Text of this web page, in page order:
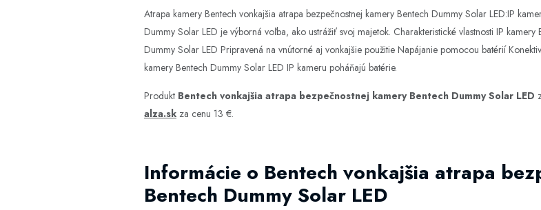
Atrapa kamery Bentech vonkajšia atrapa bezpečnostnej kamery Bentech Dummy Solar LED:IP
Dummy Solar LED je výborná voľba, ako ustrážiť svoj majetok. Charakteristické vlastnosti IP
Dummy Solar LED Pripravená na vnútorné aj vonkajšie použitie Napájanie pomocou batérií
kamery Bentech Dummy Solar LED IP kameru poháňajú batérie.
Produkt Bentech vonkajšia atrapa bezpečnostnej kamery Bentech Dummy Solar LED
alza.sk za cenu 13 €.
Informácie o Bentech vonkajšia atrapa
Bentech Dummy Solar LED